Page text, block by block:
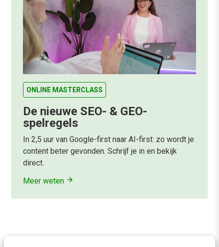
ONLINE MASTERCLASS
De nieuwe SEO- & GEO-
spelregels
In 2,5 uur van Google-first naar AI-first: zo wordt je
content beter gevonden. Schrijf je in en bekijk
direct.
Meer weten